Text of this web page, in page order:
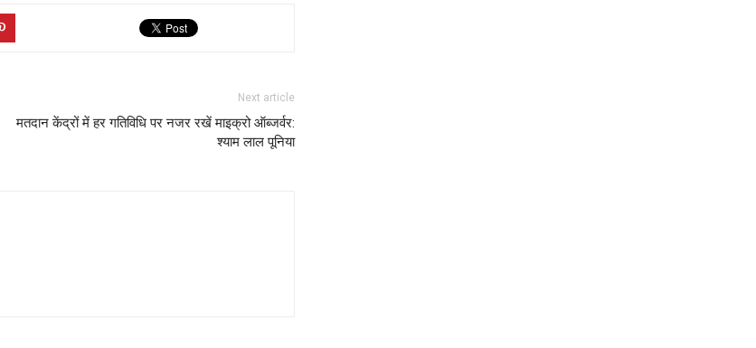
Next article
मतदान केंद्रों में हर गतिविधि पर नजर रखें माइक्रो ऑब्जर्वर:
श्याम लाल पूनिया